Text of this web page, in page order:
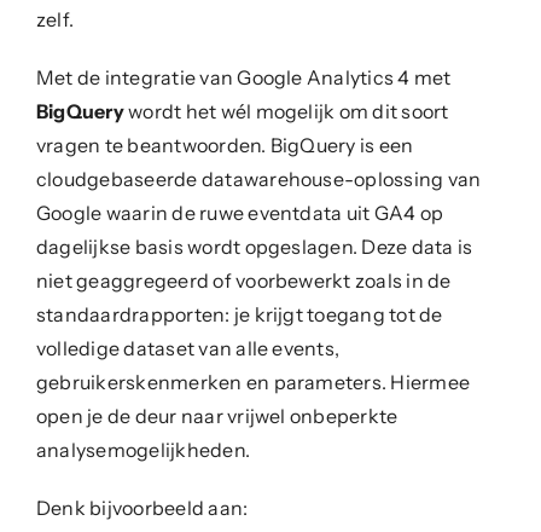
zelf.
Met de integratie van Google Analytics 4 met
BigQuerywordt het wél mogelijk om dit soort
vragen te beantwoorden. BigQuery is een
cloudgebaseerde datawarehouse-oplossing van
Google waarin de ruwe eventdata uit GA4 op
dagelijkse basis wordt opgeslagen. Deze data is
niet geaggregeerd of voorbewerkt zoals in de
standaardrapporten: je krijgt toegang tot de
volledige dataset van alle events,
gebruikerskenmerken en parameters. Hiermee
open je de deur naar vrijwel onbeperkte
analysemogelijkheden.
Denk bijvoorbeeld aan: